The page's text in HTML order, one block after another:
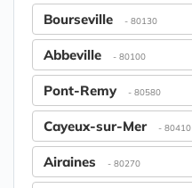
Bourseville - 80130
Abbeville - 80100
Pont-Remy - 80580
Cayeux-sur-Mer - 80410
Airaines - 80270